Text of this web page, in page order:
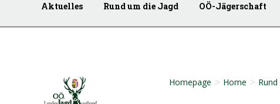
Aktuelles Rund um die Jagd OÖ-Jägerschaft
Homepage > Home >